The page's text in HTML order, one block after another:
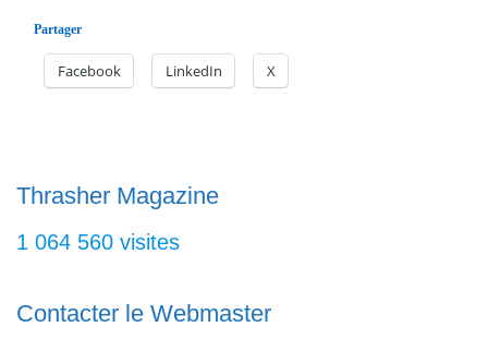
pour ravir les Bmxers, Rollers,
Trottiriders et les Skateboarders. Il y a
mars/avril 2025.
Partager
Facebook LinkedIn X
Thrasher Magazine
1 064 560 visites
Contacter le Webmaster